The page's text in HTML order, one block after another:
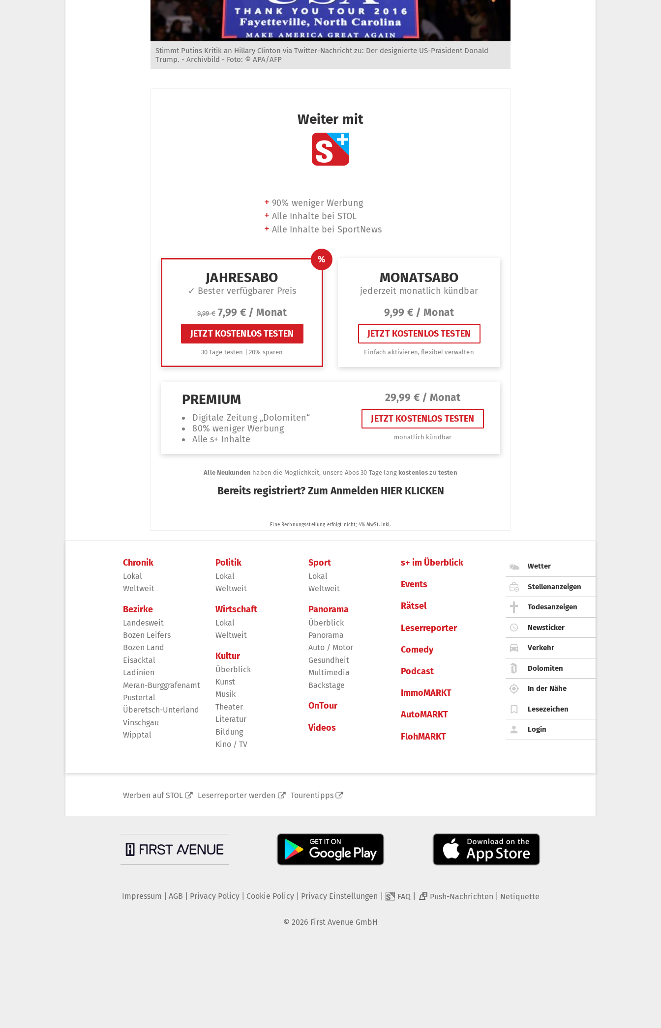
Stimmt Putins Kritik an Hillary Clinton via Twitter-Nachricht zu: Der designierte US-Präsident Donald
Trump. - Archivbild - Foto: © APA/AFP
Chronik
Lokal
Weltweit
Bezirke
Landesweit
Bozen Leifers
Bozen Land
Eisacktal
Ladinien
Meran-Burggrafenamt
Pustertal
Überetsch-Unterland
Vinschgau
Wipptal
Politik
Lokal
Weltweit
Wirtschaft
Lokal
Weltweit
Kultur
Überblick
Kunst
Musik
Theater
Literatur
Bildung
Kino / TV
Sport
Lokal
Weltweit
Panorama
Überblick
Panorama
Auto / Motor
Gesundheit
Multimedia
Backstage
OnTour
Videos
s+ im Überblick
Events
Rätsel
Leserreporter
Comedy
Podcast
ImmoMARKT
AutoMARKT
FlohMARKT
Wetter
Stellenanzeigen
Todesanzeigen
Newsticker
Verkehr
Dolomiten
In der Nähe
Lesezeichen
Login
Werben auf STOL Leserreporter werden Tourentipps
Impressum AGB Privacy Policy| Cookie Policy| Privacy Einstellungen FAQ 2 Push-Nachrichten Netiquette
© 2026 First Avenue GmbH